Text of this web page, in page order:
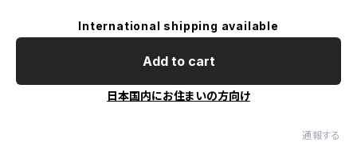
International shipping available
Add to cart
日本国内にお住まいの方向け
通報する